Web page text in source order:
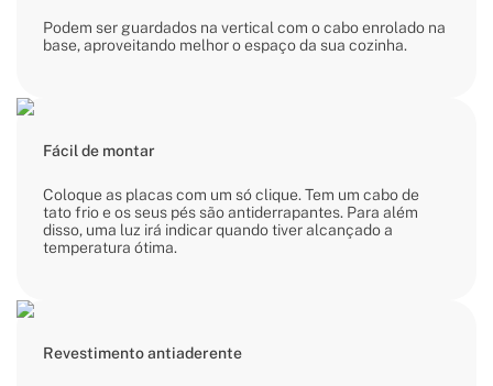
Podem ser guardados na vertical com o cabo enrolado na
base, aproveitando melhor o espaço da sua cozinha.
Fácil de montar
Coloque as placas com um só clique. Tem um cabo de
tato frio e os seus pés são antiderrapantes. Para além
disso, uma luz irá indicar quando tiver alcançado a
temperatura ótima.
Revestimento antiaderente